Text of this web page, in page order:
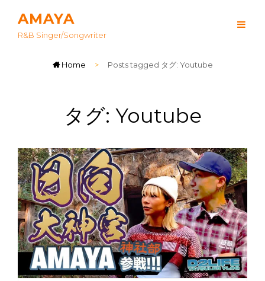
AMAYA
R&B Singer/songwriter
Home > Posts tagged タグ: Youtube
タグ: Youtube